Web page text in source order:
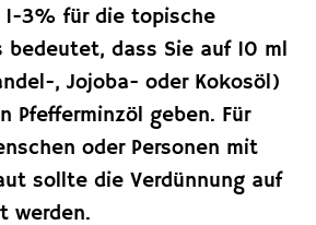
1-3% für die topische
bedeutet, dass Sie auf 10 ml
, Jojoba- oder Kokosöl)
Pfefferminzöl geben. Für
oder Personen mit
sollte die Verdünnung auf
werden.